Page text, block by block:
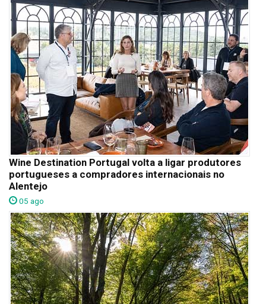
Wine Destination Portugal volta a ligar produtores
portugueses a compradores internacionais no
Alentejo
05 ago